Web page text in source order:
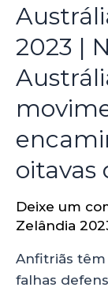
2023 |
oitavas
Deixe um
Zelândia
Anfitriãs têm
falhas